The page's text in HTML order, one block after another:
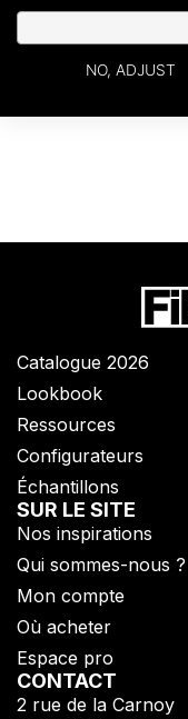
Catalogue 2026
Lookbook
Ressources
Configurateurs
Échantillons
SUR LE SITE
Nos inspirations
Qui sommes-nous ?​
Mon compte
Où acheter
Espace pro
CONTACT
2 rue de la Carnoy
NO, ADJUST